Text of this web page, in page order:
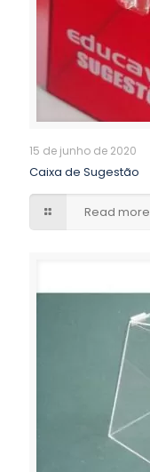
15 de junho de 2020
Caixa de Sugestão
Read more